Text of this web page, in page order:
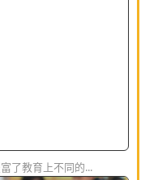
了教育上不同的...